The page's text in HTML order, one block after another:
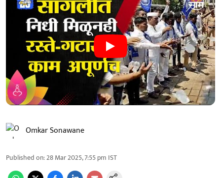
Omkar Sonawane
Published on:28 Mar 2025, 7:55 pm IST